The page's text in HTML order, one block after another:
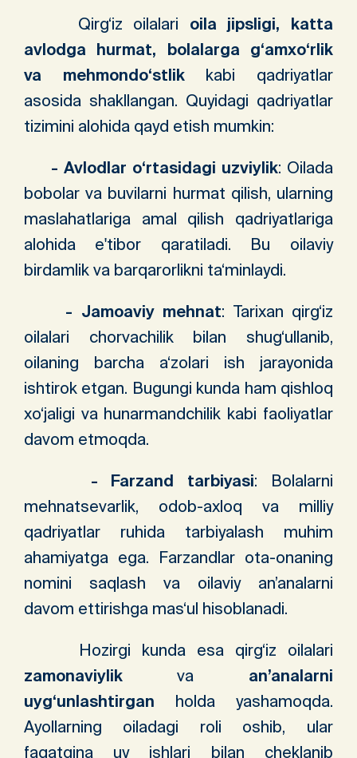
Qirg‘iz oilalari oila jipsligi, katta
avlodga hurmat, bolalarga g‘amxo‘rlik
va mehmondo‘stlikkabi qadriyatlar
asosida shakllangan. Quyidagi qadriyatlar
tizimini alohida qayd etish mumkin:
- Avlodlar o‘rtasidagi uzviylik: Oilada
bobolar va buvilarni hurmat qilish, ularning
maslahatlariga amal qilish qadriyatlariga
alohida e'tibor qaratiladi. Bu oilaviy
birdamlik va barqarorlikni ta‘minlaydi.
- Jamoaviy mehnat: Tarixan qirg‘iz
oilalari chorvachilik bilan shug‘ullanib,
oilaning barcha a‘zolari ish jarayonida
ishtirok etgan. Bugungi kunda ham qishloq
xo‘jaligi va hunarmandchilik kabi faoliyatlar
davom etmoqda.
- Farzand tarbiyasi: Bolalarni
mehnatsevarlik, odob-axloq va milliy
qadriyatlar ruhida tarbiyalash muhim
ahamiyatga ega. Farzandlar ota-onaning
nomini saqlash va oilaviy an’analarni
davom ettirishga mas‘ul hisoblanadi.
Hozirgi kunda esa qirg‘iz oilalari
zamonaviylik va an’analarni
uyg‘unlashtirgan holda yashamoqda.
Ayollarning oiladagi roli oshib, ular
faqatgina uy ishlari bilan cheklanib